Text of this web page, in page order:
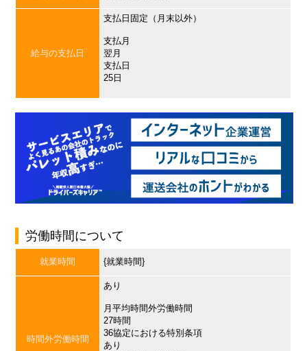
給与の支払日
支払日固定（月末以外）
支払月
翌月
支払日
25日
労働時間について
就業時間 {就業時間}
時間外労働時間
あり
月平均時間外労働時間
27時間
36協定における特別条項
あり